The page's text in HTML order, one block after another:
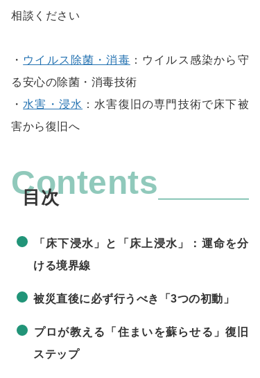
相談ください
・ ウイルス除菌・消毒 ：ウイルス感染から守
る安心の除菌・消毒技術
・ 水害・浸水 ：水害復旧の専門技術で床下被
害から復旧へ
Contents
「床下浸水」と「床上浸水」：運命を分
ける境界線
被災直後に必ず行うべき「3つの初動」
プロが教える「住まいを蘇らせる」復旧
ステップ